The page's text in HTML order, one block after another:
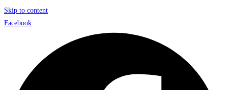
Skip to content
Facebook